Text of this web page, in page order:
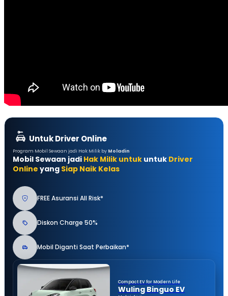
Untuk Driver Online
Program Mobil Sewaan jadi Hak Milik by Moladin
Mobil Sewaan jadi Hak Milik untuk untuk Driver
Online yang Siap Naik Kelas
FREE Asuransi All Risk*
Diskon Charge 50%
Mobil Diganti Saat Perbaikan*
Compact EV for Modern Life
Wuling Binguo EV